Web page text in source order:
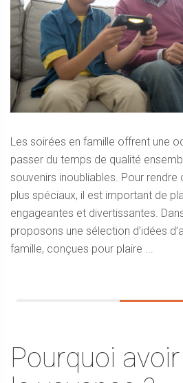
Les soirées en famille offrent une
passer du temps de qualité
souvenirs inoubliables. Pour
plus spéciaux, il est important de
engageantes et divertissantes.
proposons une sélection d’idées
famille, conçues pour plaire ...
Pourquoi